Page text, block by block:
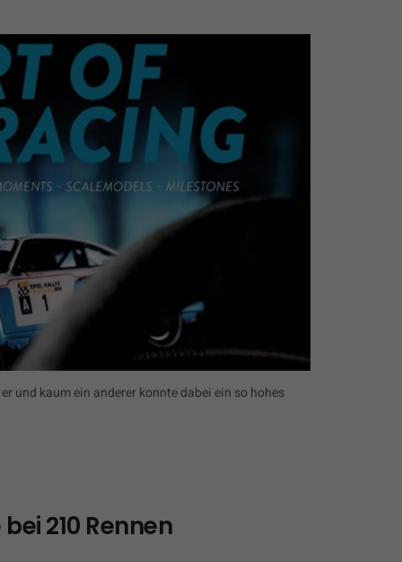
und kaum ein anderer konnte dabei ein so hohes
210 Rennen